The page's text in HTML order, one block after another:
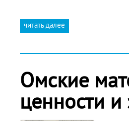
читать далее
Омские
ценности